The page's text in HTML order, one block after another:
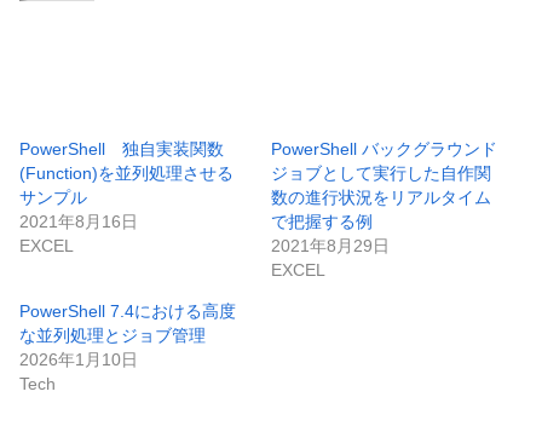
PowerShell 独自実装関数
(Function)を並列処理させる
サンプル
2021年8月16日
EXCEL
PowerShell バックグラウンド
ジョブとして実行した自作関
数の進行状況をリアルタイム
で把握する例
2021年8月29日
EXCEL
PowerShell 7.4における高度
な並列処理とジョブ管理
2026年1月10日
Tech